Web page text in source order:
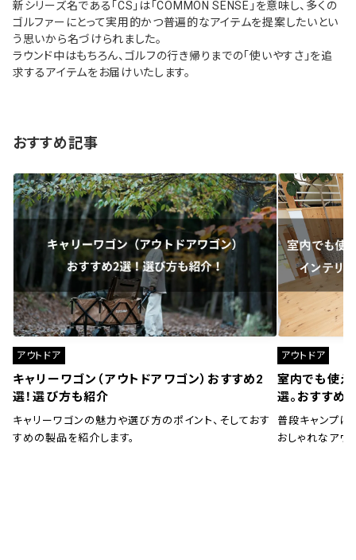
新シリーズ名である「CS」は「COMMON SENSE」を意味し、多くの
ゴルファーにとって実用的かつ普遍的なアイテムを提案したいとい
う思いから名づけられました。
ラウンド中はもちろん、ゴルフの行き帰りまでの「使いやすさ」を追
求するアイテムをお届けいたします。
おすすめ記事
アウトドア
キャリーワゴン（アウトドアワゴン）おすすめ2
選！選び方も紹介
キャリーワゴンの魅力や選び方のポイント、そしておす
すめの製品を紹介します。
アウトドア
室内でも使え
選。おすすめ
普段キャンプに
おしゃれなアウ